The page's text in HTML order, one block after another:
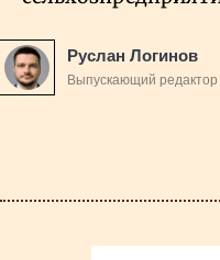
Руслан Логинов
Выпускающий